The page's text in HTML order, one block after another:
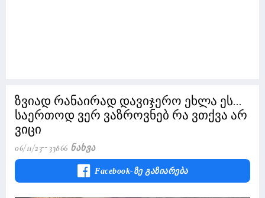
ზვიად რანაირად დავიჯერო ეხლა ეს...
საერთოდ ვერ ვაზროვნებ რა ვთქვა არ
ვიცი
06/11/23 33866 Ნახვა
Facebook-Ზე Გაზიარება